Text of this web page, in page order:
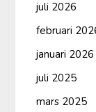
juli 2026
februari
januari 2026
juli 2025
mars 2025